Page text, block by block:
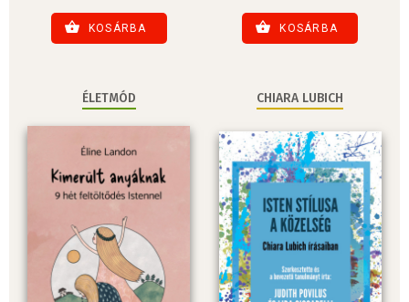
KOSÁRBA KOSÁRBA
ÉLETMÓD CHIARA LUBICH